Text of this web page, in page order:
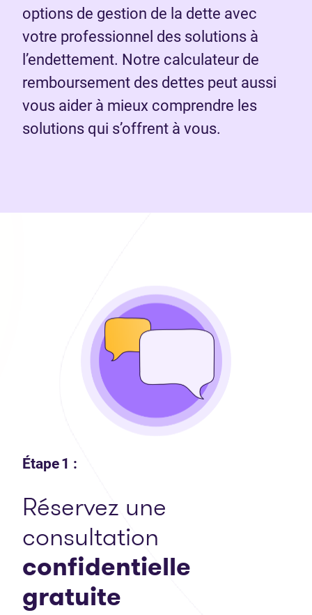
options de gestion de la dette avec
votre professionnel des solutions à
l’endettement. Notre calculateur de
remboursement des dettes peut aussi
vous aider à mieux comprendre les
solutions qui s’offrent à vous.
Étape 1 :
Réservez une
consultation
confidentielle
gratuite